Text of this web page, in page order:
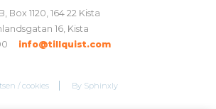
Box 1120, 164 22 Kista
16, Kista
info@tillquist.com
/ cookies By Sphinxly